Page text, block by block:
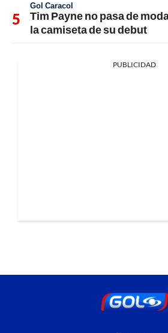
Gol Caracol
Tim Payne no pasa de
la camiseta de su debut
PUBLICIDAD